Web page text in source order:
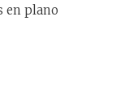
en plano